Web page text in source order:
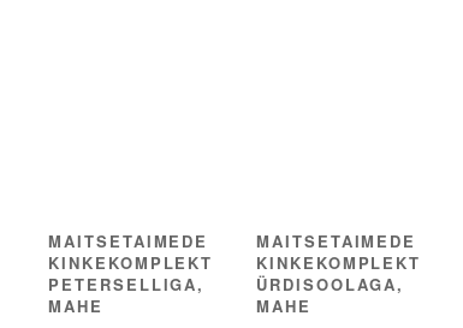
MAITSETAIMEDE
KINKEKOMPLEKT
PETERSELLIGA,
MAHE
MAITSETAIMEDE
KINKEKOMPLEKT
ÜRDISOOLAGA,
MAHE